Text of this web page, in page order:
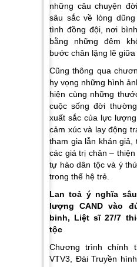
những câu chuyện
sâu sắc về lòng
tình đồng đội, nơi
bằng những đêm
bước chân lặng lẽ giữa
Cũng thông qua
hy vọng những hình
hiện cùng những
cuộc sống đời
xuất sắc của lực
cảm xúc và lay động
tham gia lẫn khán giả,
các giá trị chân –
tự hào dân tộc và ý
trong thế hệ trẻ.
Lan toả ý nghĩa
lượng CAND vào
binh, Liệt sĩ 27/7
tộc
Chương trình chính
VTV3, Đài Truyền